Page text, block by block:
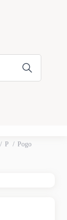
P Pogo